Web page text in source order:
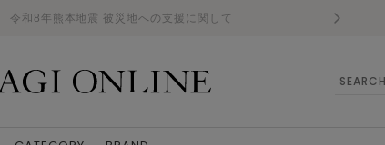
令和8年熊本地震 被災地への支援に関して